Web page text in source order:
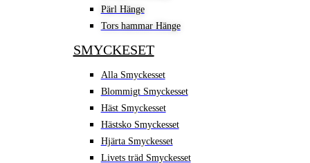
Pärl Hänge
Tors hammar Hänge
SMYCKESET
Alla Smyckesset
Blommigt Smyckesset
Häst Smyckesset
Hästsko Smyckesset
Hjärta Smyckesset
Livets träd Smyckesset